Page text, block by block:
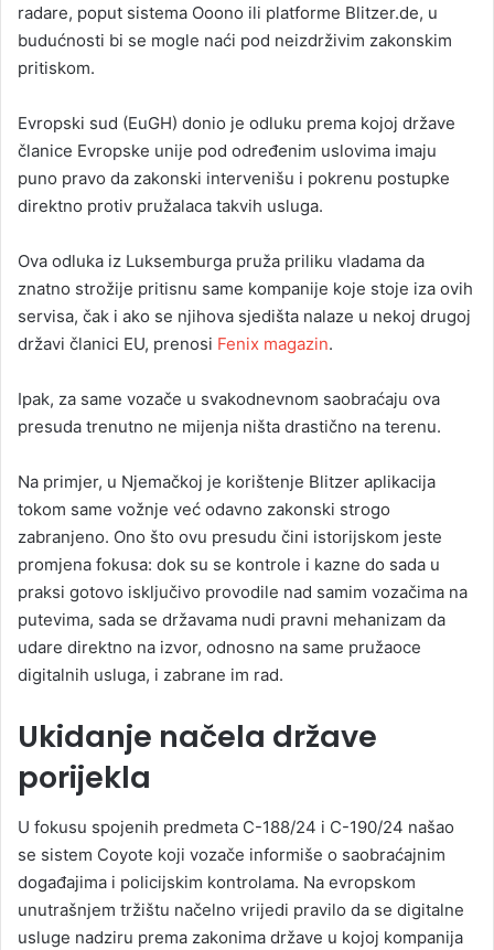
radare, poput sistema Ooono ili platforme Blitzer.de, u
budućnosti bi se mogle naći pod neizdrživim zakonskim
pritiskom.
Evropski sud (EuGH) donio je odluku prema kojoj države
članice Evropske unije pod određenim uslovima imaju
puno pravo da zakonski intervenišu i pokrenu postupke
direktno protiv pružalaca takvih usluga.
Ova odluka iz Luksemburga pruža priliku vladama da
znatno strožije pritisnu same kompanije koje stoje iza ovih
servisa, čak i ako se njihova sjedišta nalaze u nekoj drugoj
državi članici EU, prenosi Fenix magazin.
Ipak, za same vozače u svakodnevnom saobraćaju ova
presuda trenutno ne mijenja ništa drastično na terenu.
Na primjer, u Njemačkoj je korištenje Blitzer aplikacija
tokom same vožnje već odavno zakonski strogo
zabranjeno. Ono što ovu presudu čini istorijskom jeste
promjena fokusa: dok su se kontrole i kazne do sada u
praksi gotovo isključivo provodile nad samim vozačima na
putevima, sada se državama nudi pravni mehanizam da
udare direktno na izvor, odnosno na same pružaoce
digitalnih usluga, i zabrane im rad.
Ukidanje načela države
porijekla
U fokusu spojenih predmeta C-188/24 i C-190/24 našao
se sistem Coyote koji vozače informiše o saobraćajnim
događajima i policijskim kontrolama. Na evropskom
unutrašnjem tržištu načelno vrijedi pravilo da se digitalne
usluge nadziru prema zakonima države u kojoj kompanija